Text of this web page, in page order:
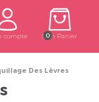
0
Mon Panier
compte
Des Lèvres